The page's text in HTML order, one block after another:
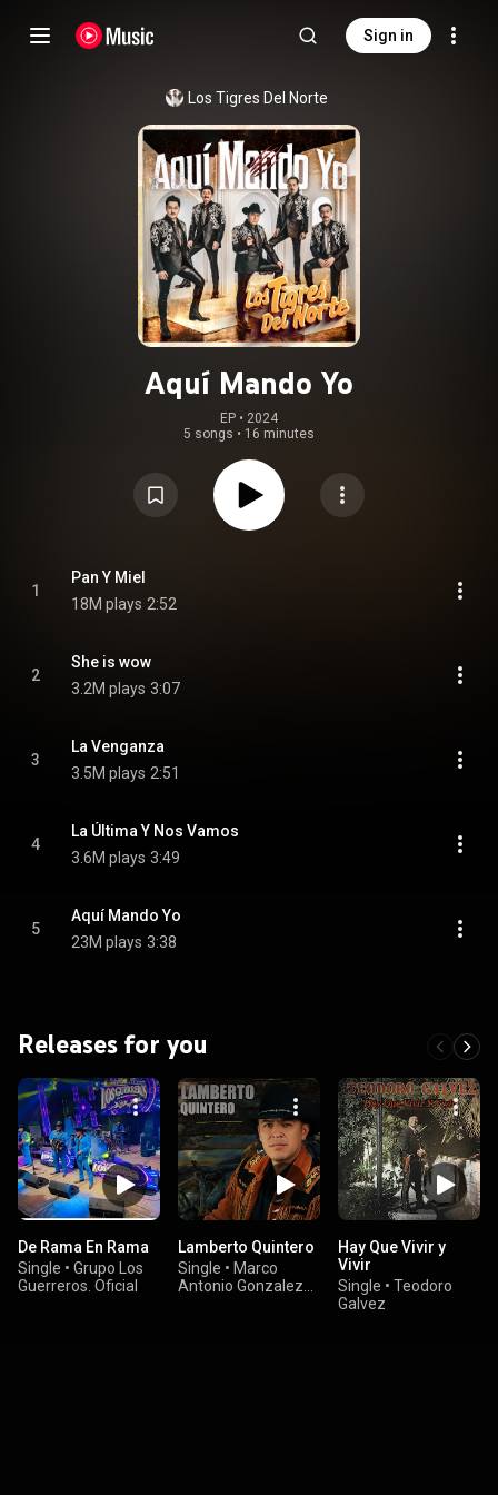
Sign in
Los Tigres Del Norte
Aquí Mando Yo
EP • 2024
5 songs • 16 minutes
1
Pan Y Miel
18M plays 2:52
2
She is wow
3.2M plays 3:07
3
La Venganza
3.5M plays 2:51
4
La Última Y Nos Vamos
3.6M plays 3:49
5
Aquí Mando Yo
23M plays 3:38
Releases for you
De Rama En Rama
Single • Grupo Los
Guerreros. Oficial
Lamberto Quintero
Single • Marco
Antonio Gonzalez
Hay Que Vivir y
Vivir
Single • Teodoro
Galvez